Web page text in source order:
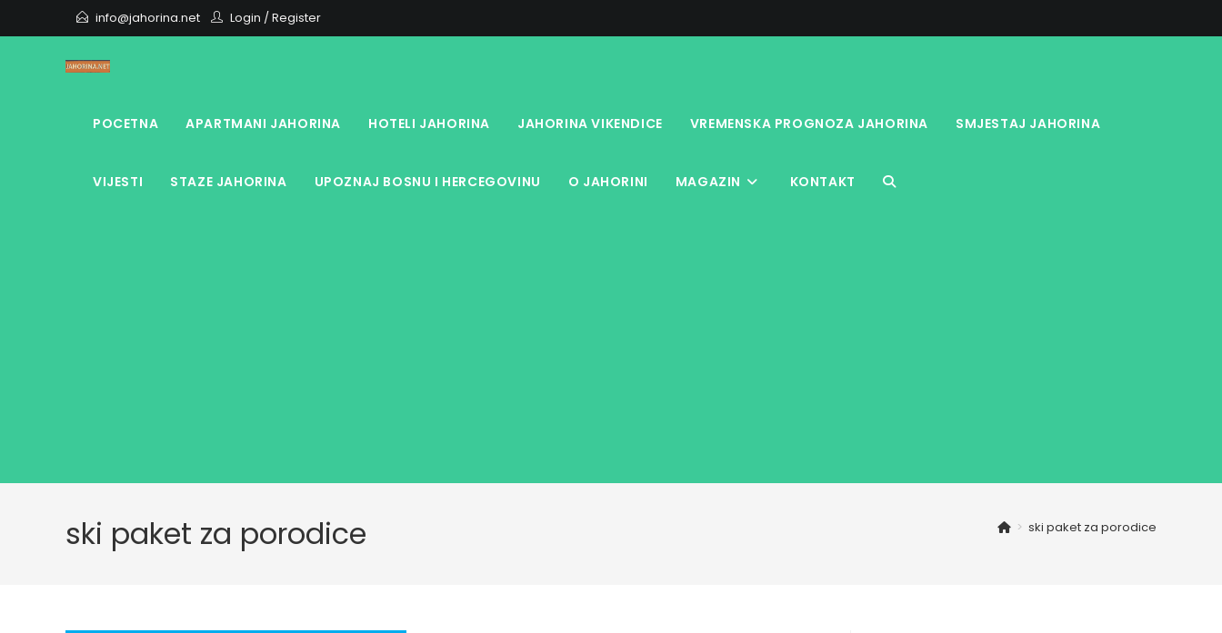
to
info@jahorina.net Login /Register
POCETNA APARTMANI JAHORINA HOTELI JAHORINA JAHORINA VIKENDICE VREMENSKA PROGNOZA JAHORINA SMJESTAJ JAHORINA
VIJESTI STAZE JAHORINA UPOZNAJ BOSNU I HERCEGOVINU O JAHORINI MAGAZIN KONTAKT TOGGLE
ski paket za porodice > ski paket za porodice